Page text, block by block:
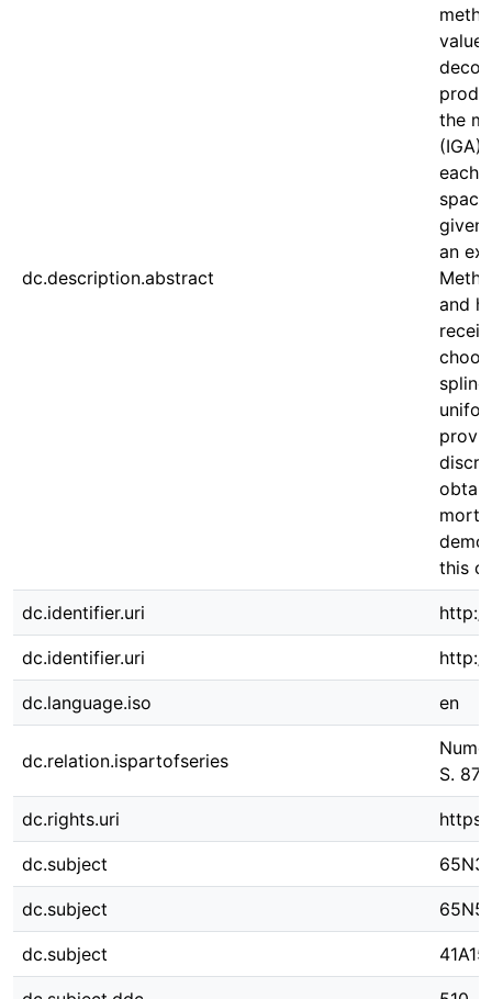
dc.description.abstract
value
the
(IGA)
each
given
an
and
this
dc.identifier.uri
dc.identifier.uri http://
dc.language.iso en
dc.relation.ispartofseries
S.
dc.rights.uri
dc.subject
dc.subject
dc.subject 41A15